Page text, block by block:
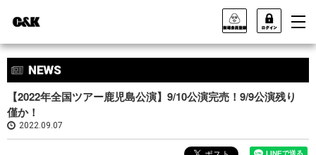
【2022年全国ツアー鹿児島公演】9/10公演完売！9/9公演残り
僅か！
2022.09.07